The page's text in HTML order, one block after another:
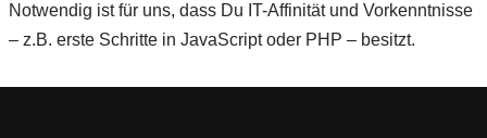
Notwendig ist für uns, dass Du IT-Affinität und Vorkenntnisse
– z.B. erste Schritte in JavaScript oder PHP – besitzt.